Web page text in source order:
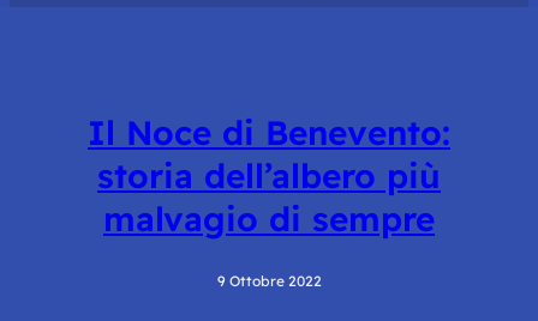
Il Noce di Benevento:
storia dell’albero più
malvagio di sempre
9 Ottobre 2022